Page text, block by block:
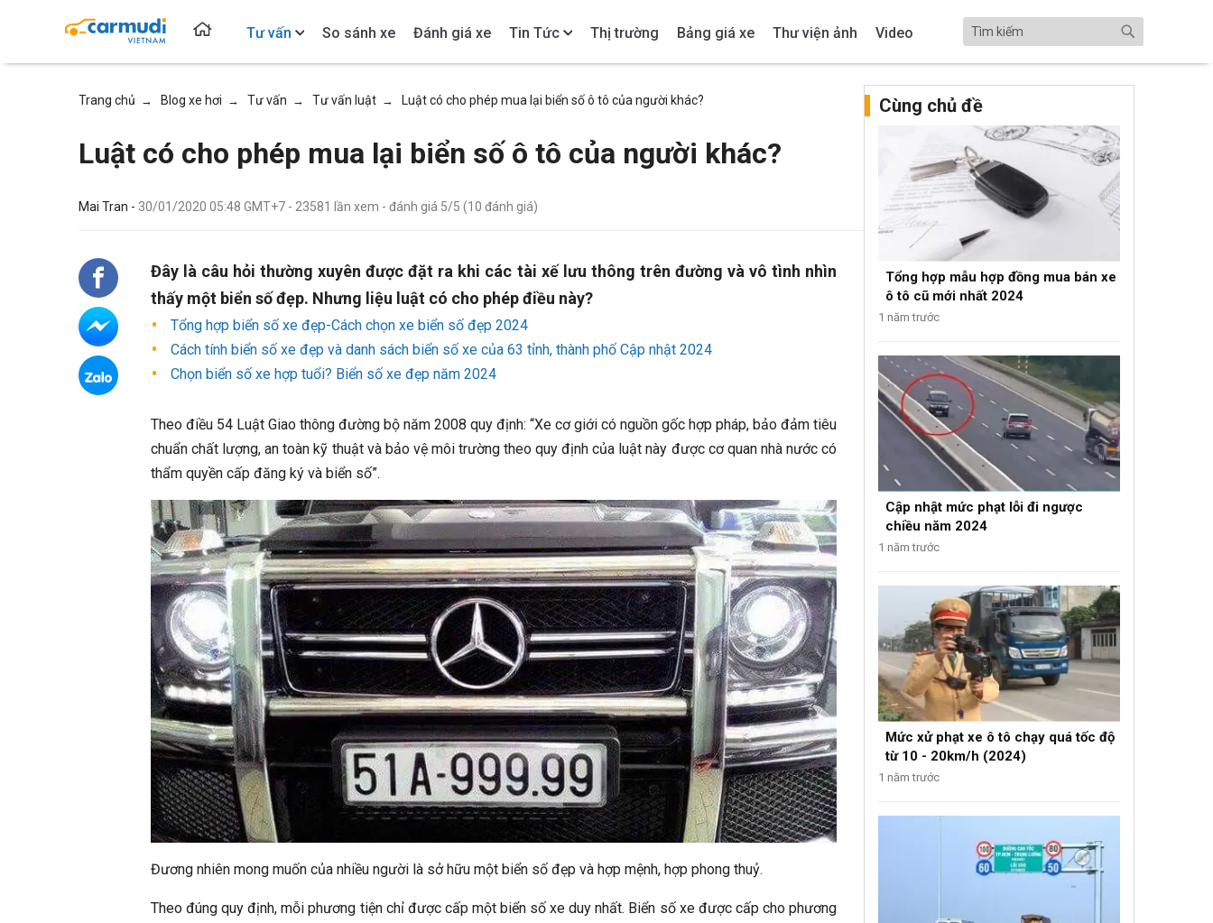
Tư vấn So sánh xe Đánh giá xe Tin Tức Thị trường Bảng giá xe Thư viện ảnh Video
Trang chủ → Blog xe hơi → Tư vấn → Tư vấn luật → Luật có cho phép mua lại biển số ô tô của người khác?
Luật có cho phép mua lại biển số ô tô của người khác?
Mai Tran - 30/01/2020 05:48 GMT+7 - 23581 lần xem - đánh giá 5/5 (10 đánh giá)
Đây là câu hỏi thường xuyên được đặt ra khi các tài xế lưu thông trên đường và vô tình nhìn
thấy một biển số đẹp. Nhưng liệu luật có cho phép điều này?
Tổng hợp biển số xe đẹp-Cách chọn xe biển số đẹp 2024
Cách tính biển số xe đẹp và danh sách biển số xe của 63 tỉnh, thành phố Cập nhật 2024
Chọn biển số xe hợp tuổi? Biển số xe đẹp năm 2024
Theo điều 54 Luật Giao thông đường bộ năm 2008 quy định: “Xe cơ giới có nguồn gốc hợp pháp, bảo đảm tiêu
chuẩn chất lượng, an toàn kỹ thuật và bảo vệ môi trường theo quy định của luật này được cơ quan nhà nước có
thẩm quyền cấp đăng ký và biển số”.
Đương nhiên mong muốn của nhiều người là sở hữu một biển số đẹp và hợp mệnh, hợp phong thuỷ.
Theo đúng quy định, mỗi phương tiện chỉ được cấp một biển số xe duy nhất. Biển số xe được cấp cho phương
Cùng chủ đề
Tổng hợp mẫu hợp đồng mua bán xe
ô tô cũ mới nhất 2024
1 năm trước
Cập nhật mức phạt lỗi đi ngược
chiều năm 2024
1 năm trước
Mức xử phạt xe ô tô chạy quá tốc độ
từ 10 - 20km/h (2024)
1 năm trước